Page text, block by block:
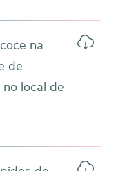
na
de
local de